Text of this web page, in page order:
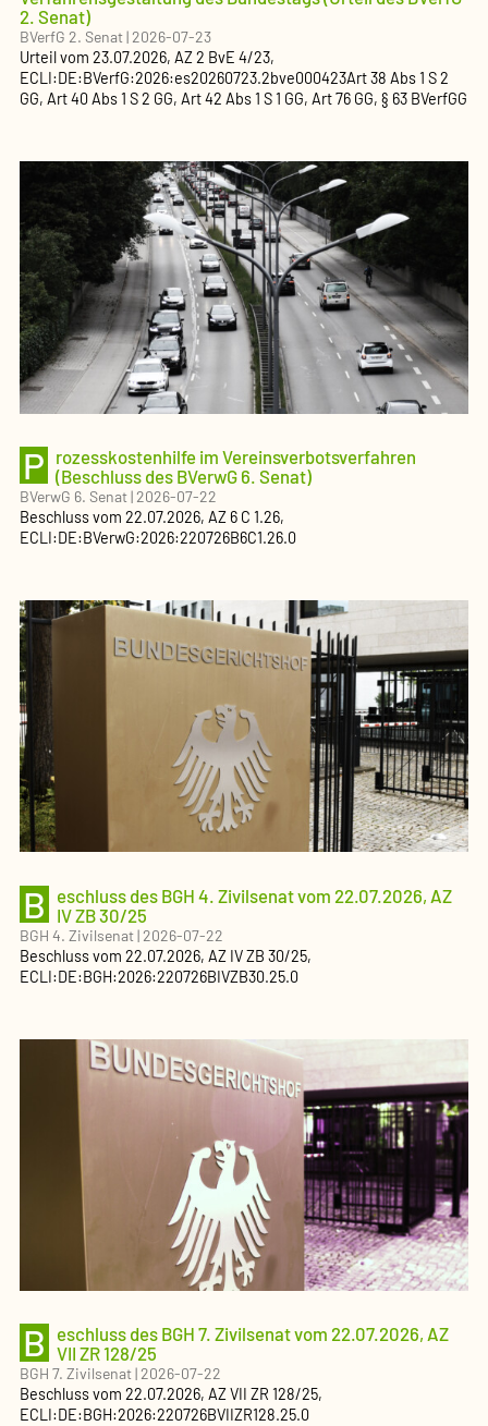
2. Senat)
BVerfG 2. Senat|2026-07-23
Urteilvom 23.07.2026, AZ2 BvE 4/23,
ECLI:DE:BVerfG:2026:es20260723.2bve000423Art 38 Abs 1 S 2
GG, Art 40 Abs 1 S 2 GG, Art 42 Abs 1 S 1 GG, Art 76 GG, § 63 BVerfGG
P rozesskostenhilfe im Vereinsverbotsverfahren
(Beschluss des BVerwG 6. Senat)
BVerwG 6. Senat|2026-07-22
Beschlussvom 22.07.2026, AZ 6 C 1.26,
ECLI:DE:BVerwG:2026:220726B6C1.26.0
B
eschluss des BGH 4. Zivilsenat vom 22.07.2026, AZ
IV ZB 30/25
BGH 4. Zivilsenat|2026-07-22
Beschlussvom 22.07.2026, AZ IV ZB 30/25,
ECLI:DE:BGH:2026:220726BIVZB30.25.0
B
eschluss des BGH 7. Zivilsenat vom 22.07.2026, AZ
VII ZR 128/25
BGH 7. Zivilsenat|2026-07-22
Beschlussvom 22.07.2026, AZVII ZR 128/25,
ECLI:DE:BGH:2026:220726BVIIZR128.25.0